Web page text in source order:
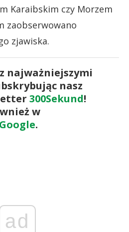
Karaibskim czy Morzem
zaobserwowano
zjawiska.
najważniejszymi
nasz
300Sekund!
w
.
ad